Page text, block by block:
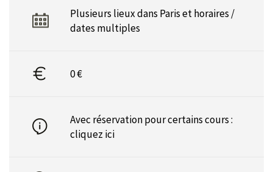
Plusieurs lieux dans Paris et horaires /
dates multiples
0 €
Avec réservation pour certains cours :
cliquez ici